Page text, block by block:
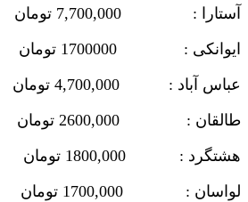
آستارا : 7,700,000 تومان
ایوانکی : 1700000 تومان
عباس آباد : 4,700,000 تومان
طالقان : 2600,000 تومان
هشتگرد : 1800,000 تومان
لواسان : 1700,000 تومان